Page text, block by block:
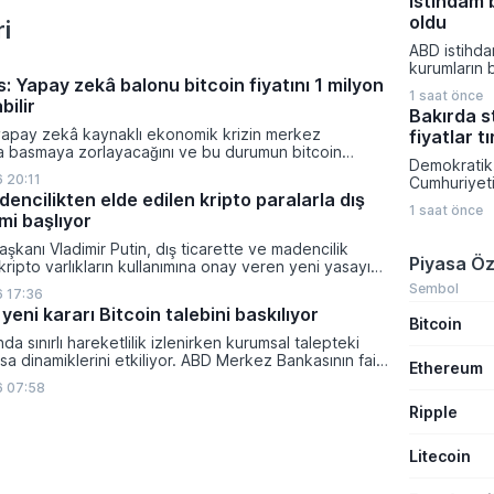
Yapay zekâ balonu bitcoin fiyatını 1 milyon
zekâ kaynaklı ekonomik krizin merkez
basmaya zorlayacağını ve bu durumun bitcoin
dolara taşıyabileceğini öngörürken beyaz yakalı iş
kredi krizinin küresel likidite artışına yol
ve bitcoinin bu süreçte en hızlı tepki veren varlık
elde edilen kripto paralarla dış
başlıyor
Vladimir Putin, dış ticarette ve madencilik
varlıkların kullanımına onay veren yeni yasayı
bu düzenleme çerçevesinde madencilikten
paraların belirli şartlar altında dolaşımına ve menkul
kullanılmasına olanak sağlanıyor.
17:36
kararı Bitcoin talebini baskılıyor
sınırlı hareketlilik izlenirken kurumsal talepteki
dinamiklerini etkiliyor. ABD Merkez Bankasının faiz
dar bantta seyreden kripto para birimi, düzenleme
belirsizliklerle baskı altında kalmaya devam ediyor.
07:58
başardı.
yıla göre
dönemde,
satış
yerini
oldu
ABD
raporu için
bin ile 85
yüzde 4,2
bekleniyor.
1 saat önce
Bakırda
fiyatlar
Küresel
sağladı.
1 saat önce
Piyasa
Sembol
Bitcoin
Ethereum
Ripple
Litecoin